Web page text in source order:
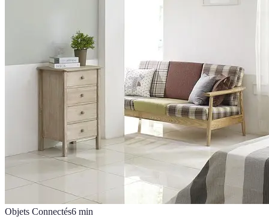
Objets Connectés6 min